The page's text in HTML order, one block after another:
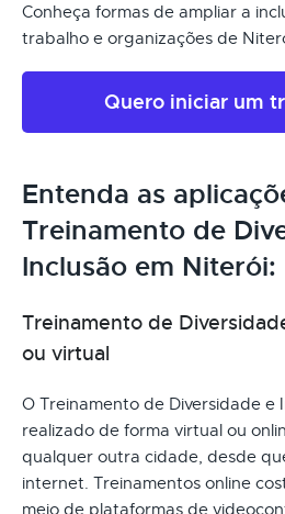
Conheça formas de ampliar a
trabalho e organizações de
Quero iniciar um
Entenda as
Treinamento de
Inclusão em Niterói:
Treinamento de
ou virtual
O Treinamento de Diversidade e
realizado de forma virtual ou
qualquer outra cidade, desde
internet. Treinamentos online
meio de plataformas de